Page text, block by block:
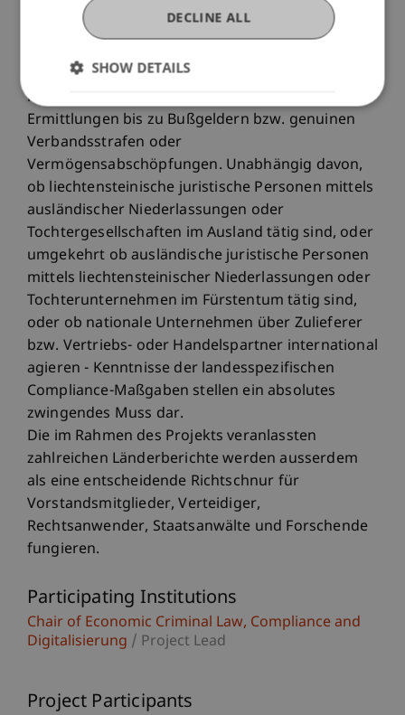
Anwendungsbezug besonders anschaulich
schildern: Internationale Geschäftsbeziehungen
immense Rechtsrisiken mit sich - von den
manchmal gigantischen Kosten für interne
Ermittlungen bis zu Bußgeldern bzw. genuinen
Verbandsstrafen oder
Vermögensabschöpfungen. Unabhängig davon,
ob liechtensteinische juristische Personen mittels
ausländischer Niederlassungen oder
Tochtergesellschaften im Ausland tätig sind, oder
umgekehrt ob ausländische juristische Personen
mittels liechtensteinischer Niederlassungen oder
Tochterunternehmen im Fürstentum tätig sind,
oder ob nationale Unternehmen über Zulieferer
bzw. Vertriebs- oder Handelspartner international
agieren - Kenntnisse der landesspezifischen
Compliance-Maßgaben stellen ein absolutes
zwingendes Muss dar.
Die im Rahmen des Projekts veranlassten
zahlreichen Länderberichte werden ausserdem
als eine entscheidende Richtschnur für
Vorstandsmitglieder, Verteidiger,
Rechtsanwender, Staatsanwälte und Forschende
fungieren.
Participating Institutions
Chair of Economic Criminal Law, Compliance and
Digitalisierung / Project Lead
Project Participants
DECLINE ALL
SHOW DETAILS